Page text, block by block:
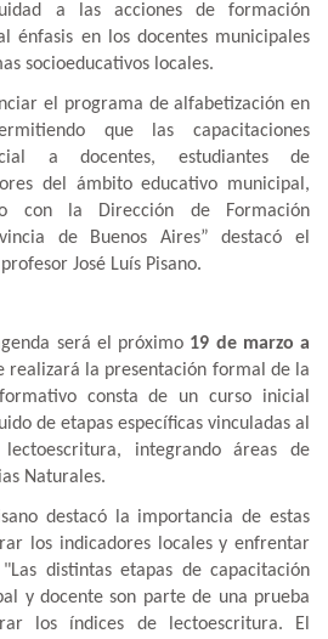
a las acciones de formación
énfasis en los docentes municipales
socioeducativos locales.
el programa de alfabetización en
que las capacitaciones
a docentes, estudiantes de
del ámbito educativo municipal,
con la Dirección de Formación
de Buenos Aires” destacó el
José Luís Pisano.
será el próximo 19 de marzo a
realizará la presentación formal de la
consta de un curso inicial
de etapas específicas vinculadas al
integrando áreas de
Naturales.
destacó la importancia de estas
los indicadores locales y enfrentar
distintas etapas de capacitación
y docente son parte de una prueba
los índices de lectoescritura. El